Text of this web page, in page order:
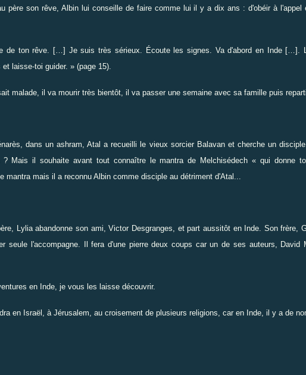
père son rêve, Albin lui conseille de faire comme lui il y a dix ans : d'obéir à l'appel
de ton rêve. […] Je suis très sérieux. Écoute les signes. Va d'abord en Inde […].
laisse-toi guider. » (page 15).
malade, il va mourir très bientôt, il va passer une semaine avec sa famille puis
dans un ashram, Atal a recueilli le vieux sorcier Balavan et cherche un
? Mais il souhaite avant tout connaître le mantra de Melchisédech « qui donne
mantra mais il a reconnu Albin comme disciple au détriment d'Atal...
Lylia abandonne son ami, Victor Desgranges, et part aussitôt en Inde. Son frère,
seule l'accompagne. Il fera d'une pierre deux coups car un de ses auteurs, David
en Inde, je vous les laisse découvrir.
en Israël, à Jérusalem, au croisement de plusieurs religions, car en Inde, il y a de